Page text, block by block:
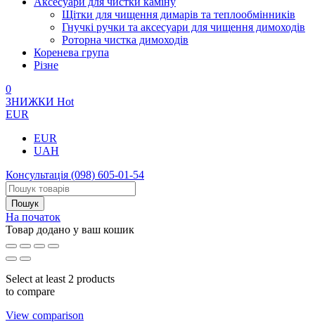
Щітки для чищення димарів та теплообмінників
Гнучкі ручки та аксесуари для чищення димоходів
Роторна чистка димоходів
Коренева група
Різне
0
ЗНИЖКИ Hot
EUR
EUR
UAH
Консультація (098) 605-01-54
На початок
Товар додано у ваш кошик
Select at least 2 products
to compare
View comparison